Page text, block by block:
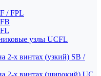
/ FPL
узлы UCFL
2-х винтах (узкий) SB /
2-х винтах (широкий) UC